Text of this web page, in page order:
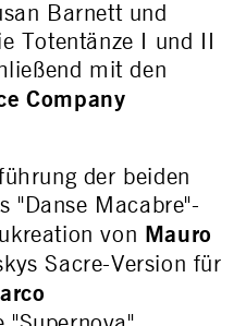
Barnett und
Totentänze I und II
mit den
Company
der beiden
"Danse Macabre"-
von Mauro
Sacre-Version für